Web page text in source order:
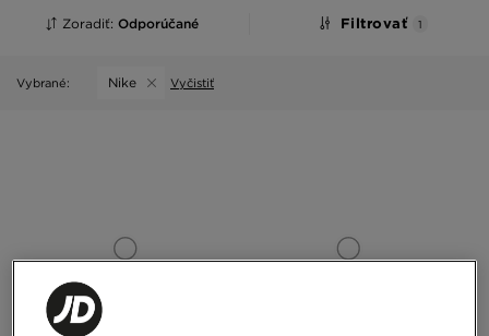
Zoradiť: Odporúčané Filtrovať 1
Vybrané: Nike Vyčistiť